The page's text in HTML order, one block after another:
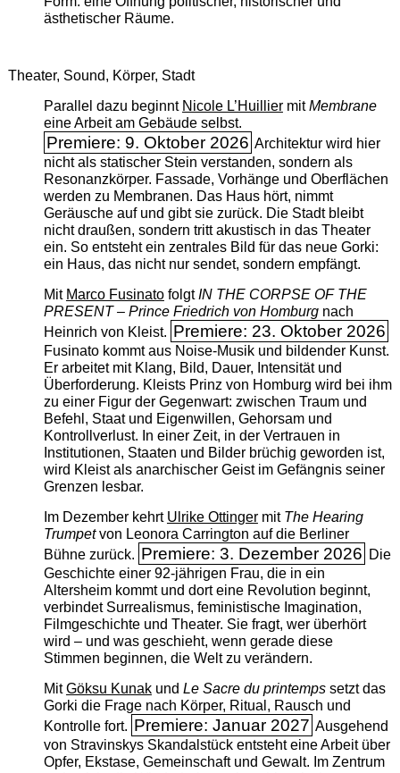
ästhetischer Räume.
Theater, Sound, Körper, Stadt
Parallel dazu beginnt Nicole L’Huilliermit ­Membrane
eine Arbeit am Gebäude selbst.
Premiere: 9. Oktober 2026 Architektur wird hier
nicht als statischer Stein verstanden, sondern als
Resonanzkörper. Fassade, Vorhänge und Oberflächen
werden zu Membranen. Das Haus hört, nimmt
Geräusche auf und gibt sie zurück. Die Stadt bleibt
nicht draußen, sondern tritt akustisch in das Theater
ein. So entsteht ein zentrales Bild für das neue Gorki:
ein Haus, das nicht nur sendet, sondern empfängt.
Mit Marco FusinatofolgtIN THE CORPSE OF THE
PRESENT – Prince Friedrich von Homburgnach
Heinrich von Kleist. Premiere: 23. Oktober 2026
Fusinato kommt aus Noise-Musik und bildender Kunst.
Er arbeitet mit Klang, Bild, Dauer, Intensität und
Überforderung. Kleists Prinz von Homburg wird bei ihm
zu einer Figur der Gegenwart: zwischen Traum und
Befehl, Staat und Eigenwillen, Gehorsam und
Kontrollverlust. In einer Zeit, in der Vertrauen in
Institutionen, Staaten und Bilder brüchig geworden ist,
wird Kleist als anarchischer Geist im Gefängnis seiner
Grenzen lesbar.
Im Dezember kehrt Ulrike Ottingermit The ­Hearing
Trumpetvon Leonora Carrington auf die Berliner
Bühne zurück. Premiere: 3. Dezember 2026 Die
Geschichte einer 92-jährigen Frau, die in ein
Altersheim kommt und dort eine Revolution beginnt,
verbindet Surrealismus, feministische Imagination,
Filmgeschichte und Theater. Sie fragt, wer überhört
wird – und was geschieht, wenn gerade diese
Stimmen beginnen, die Welt zu verändern.
MitGöksu Kunakund Le Sacre du printempssetzt das
Gorki die Frage nach Körper, Ritual, Rausch und
Kontrolle fort. Premiere: Januar 2027 Ausgehend
von Stravinskys Skandalstück entsteht eine Arbeit über
Opfer, Ekstase, Gemeinschaft und Gewalt. Im Zentrum